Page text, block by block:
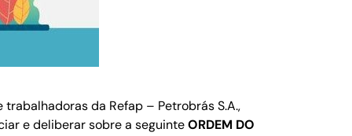
da Refap – Petrobrás S.A.,
e deliberar sobre a seguinteORDEM DO